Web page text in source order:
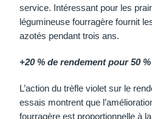
service. Intéressant pour les
légumineuse fourragère fournit
azotés pendant trois ans.
+20 % de rendement pour 50
L’action du trèfle violet sur le
essais montrent que
fourragère est proportionnelle à